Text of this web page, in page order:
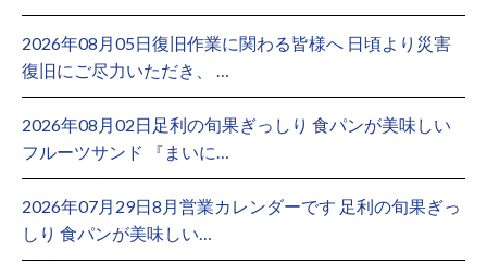
2026年08月05日復旧作業に関わる皆様へ 日頃より災害
復旧にご尽力いただき、 …
2026年08月02日足利の旬果ぎっしり 食パンが美味しい
フルーツサンド 『まいに…
2026年07月29日8月営業カレンダーです 足利の旬果ぎっ
しり 食パンが美味しい…